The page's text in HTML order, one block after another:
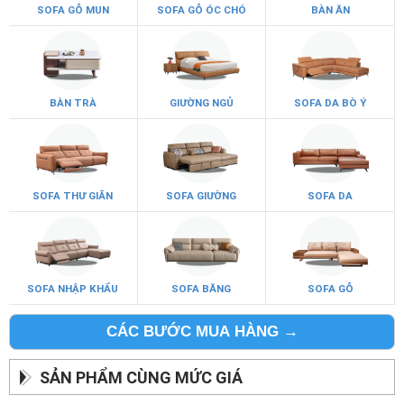
SOFA GỖ MUN SOFA GỖ ÓC CHÓ BÀN ĂN
BÀN TRÀ GIƯỜNG NGỦ SOFA DA BÒ Ý
SOFA THƯ GIÃN SOFA GIƯỜNG SOFA DA
SOFA NHẬP KHẨU SOFA BĂNG SOFA GỖ
CÁC BƯỚC MUA HÀNG →
SẢN PHẨM CÙNG MỨC GIÁ